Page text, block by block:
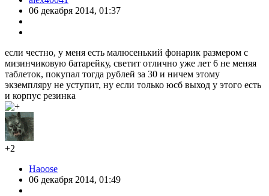
06 декабря 2014, 01:37
если честно, у меня есть малюсенький фонарик размером с
мизинчиковую батарейку, светит отлично уже лет 6 не меняя
таблеток, покупал тогда рублей за 30 и ничем этому
экземпляру не уступит, ну если только юсб выход у этого есть
и корпус резинка
+2
Haoose
06 декабря 2014, 01:49